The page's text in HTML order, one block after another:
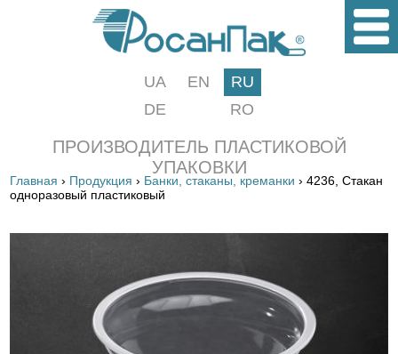
UA EN
RU
DE
RO
ПРОИЗВОДИТЕЛЬ ПЛАСТИКОВОЙ
УПАКОВКИ
Главная › Продукция › Банки, стаканы, креманки › 4236, Стакан
одноразовый пластиковый